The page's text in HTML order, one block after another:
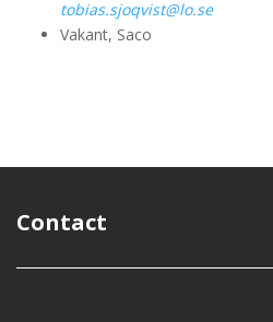
tobias.sjoqvist@lo.se
Vakant, Saco
Contact